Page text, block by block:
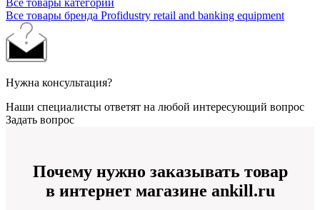
Все товары бренда Profidustry retail and banking equipment
Нужна консультация?
Наши специалисты ответят на любой интересующий вопрос
Задать вопрос
Почему нужно заказывать товар
в интернет магазине ankill.ru